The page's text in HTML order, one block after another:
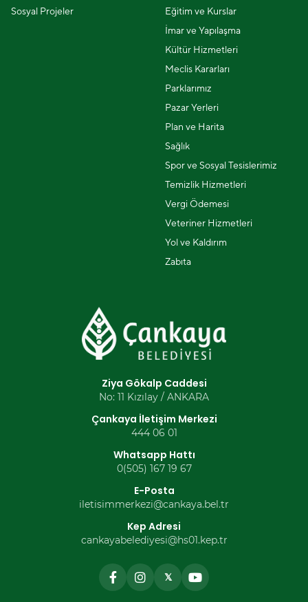
Sosyal Projeler
Eğitim ve Kurslar
İmar ve Yapılaşma
Kültür Hizmetleri
Meclis Kararları
Parklarımız
Pazar Yerleri
Plan ve Harita
Sağlık
Spor ve Sosyal Tesislerimiz
Temizlik Hizmetleri
Vergi Ödemesi
Veteriner Hizmetleri
Yol ve Kaldırım
Zabıta
Ziya Gökalp Caddesi
No: 11 Kızılay / ANKARA
Çankaya İletişim Merkezi
444 06 01
Whatsapp Hattı
0(505) 167 19 67
E-Posta
iletisimmerkezi@cankaya.bel.tr
Kep Adresi
cankayabelediyesi@hs01.kep.tr
𝕏